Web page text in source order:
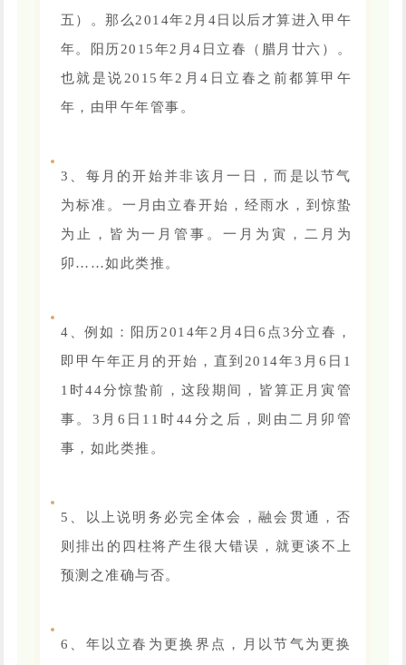
五）。那么2014年2月4日以后才算进入甲午
年。阳历2015年2月4日立春（腊月廿六）。
也就是说2015年2月4日立春之前都算甲午
年，由甲午年管事。
3、每月的开始并非该月一日，而是以节气
为标准。一月由立春开始，经雨水，到惊蛰
为止，皆为一月管事。一月为寅，二月为
卯……如此类推。
4、例如：阳历2014年2月4日6点3分立春，
即甲午年正月的开始，直到2014年3月6日1
1时44分惊蛰前，这段期间，皆算正月寅管
事。3月6日11时44分之后，则由二月卯管
事，如此类推。
5、以上说明务必完全体会，融会贯通，否
则排出的四柱将产生很大错误，就更谈不上
预测之准确与否。
6、年以立春为更换界点，月以节气为更换